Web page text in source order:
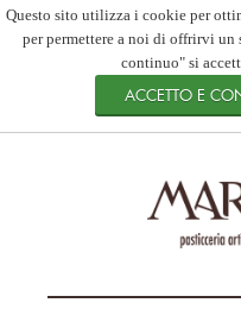
Questo sito utilizza i cookie per
per permettere a noi di offrirvi
continuo" si